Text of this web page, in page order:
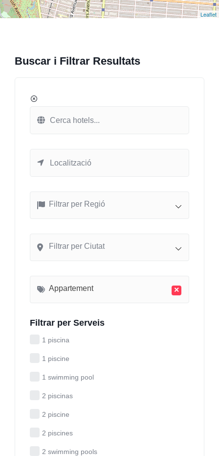
Leaflet
Buscar i Filtrar Resultats
Filtrar per Regió
Filtrar per Ciutat
×
Appartement
Filtrar per Serveis
1 piscina
1 piscine
1 swimming pool
2 piscinas
2 piscine
2 piscines
2 swimming pools